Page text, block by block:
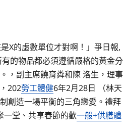
X的虛數單位才對啊！」爭日報,
有的物品都必須遵循嚴格的黃金分
，副主席饒育粦和陳 洛生，理事
202勞工體健6年2月28日 （林天
創造一場平衡的三角戀愛。禮拜
堂、共享春節的歡一般+供膳體